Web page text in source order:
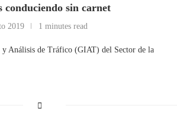
conduciendo sin carnet
2019 1 minutes read
Análisis de Tráfico (GIAT) del Sector de la